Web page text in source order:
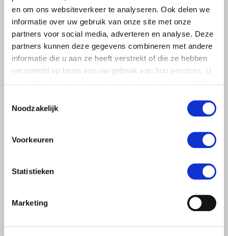
en om ons websiteverkeer te analyseren. Ook delen we
informatie over uw gebruik van onze site met onze
partners voor social media, adverteren en analyse. Deze
partners kunnen deze gegevens combineren met andere
informatie die u aan ze heeft verstrekt of die ze hebben
verzameld op basis van uw gebruik van hun services. U
Noodzakelijk
Voorkeuren
Statistieken
Marketing
BELANGRIJKE INFORMATIE
6 AUGUSTUS 2026
LTO sluit aan bij demonstratie tegen
dreigende onteigening
ZLTO, LLTB, LTO Noord en LTO Nederland roepen hun
leden op om op vrijdagochtend 14 augustus massaal naar
komen…